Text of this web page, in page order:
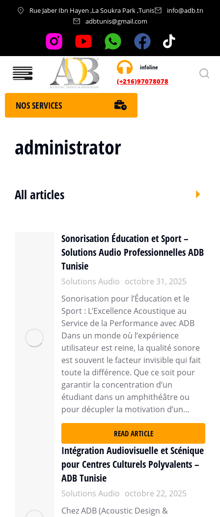
Rue Jaber Ibn Hayen ,La Soukra Park ,Tunis
info@adb.tn
adbtunis@gmail.com
infoline
(+216)97078078
Nos services
NOS SERVICES
administrator
All articles
Sonorisation Éducation et Sport –
Solutions Audio Professionnelles ADB
Tunisie
Solutions Audio octobre 31, 2025
Sonorisation pour l’Éducation et le
Sport : L’Excellence Acoustique au
Service de la Performance avec ADB
Dans un monde où l’expérience
utilisateur est reine, la qualité sonore
est souvent le facteur invisible qui fait
toute la différence. Que ce soit pour
garantir la concentration d’un
étudiant dans un amphithéâtre ou
pour décupler la motivation d’un…
READ ARTICLE
Intégration Audiovisuelle et Scénique
pour Centres Culturels Polyvalents –
ADB Tunisie
Solutions Audio octobre 22, 2025
Chez ADB (Acoustic Design &